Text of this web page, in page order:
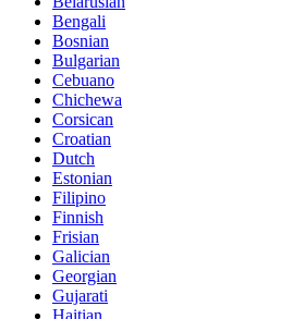
Bengali
Bosnian
Bulgarian
Cebuano
Chichewa
Corsican
Croatian
Dutch
Estonian
Filipino
Finnish
Frisian
Galician
Georgian
Gujarati
Haitian